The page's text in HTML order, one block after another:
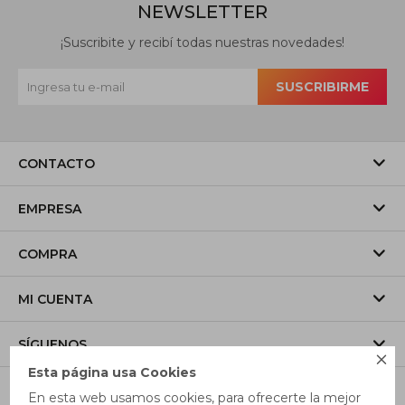

Esta página usa Cookies
En esta web usamos cookies, para ofrecerte la mejor
CONTACTO
EMPRESA
COMPRA
MI CUENTA
SÍGUENOS
NEWSLETTER
¡Suscribite y recibí todas nuestras novedades!
SUSCRIBIRME